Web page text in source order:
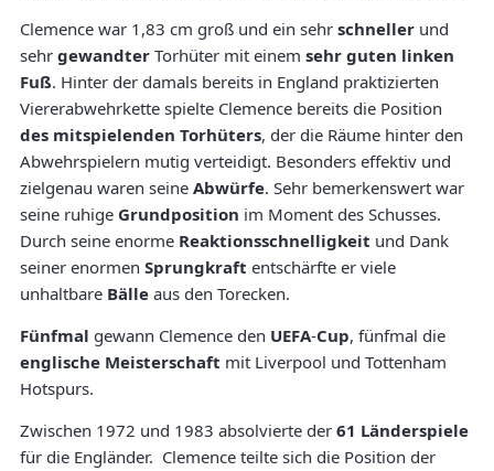
Clemence war 1,83 cm groß und ein sehr schneller und
sehr gewandter Torhüter mit einem sehr guten linken
Fuß. Hinter der damals bereits in England praktizierten
Viererabwehrkette spielte Clemence bereits die Position
des mitspielenden Torhüters, der die Räume hinter den
Abwehrspielern mutig verteidigt. Besonders effektiv und
zielgenau waren seine Abwürfe. Sehr bemerkenswert war
seine ruhige Grundposition im Moment des Schusses.
Durch seine enorme Reaktionsschnelligkeit und Dank
seiner enormen Sprungkraft entschärfte er viele
unhaltbare Bälle aus den Torecken.
Fünfmal gewann Clemence den UEFA-Cup, fünfmal die
englische Meisterschaft mit Liverpool und Tottenham
Hotspurs.
Zwischen 1972 und 1983 absolvierte der 61 Länderspiele
für die Engländer. Clemence teilte sich die Position der